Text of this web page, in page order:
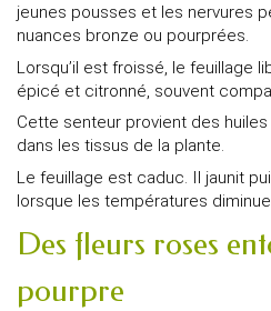
jeunes pousses et les nervures
nuances bronze ou pourprées.
Lorsqu’il est froissé, le feuillage
épicé et citronné, souvent
Cette senteur provient des
dans les tissus de la plante.
Le feuillage est caduc. Il jaunit
lorsque les températures
Des fleurs roses
pourpre